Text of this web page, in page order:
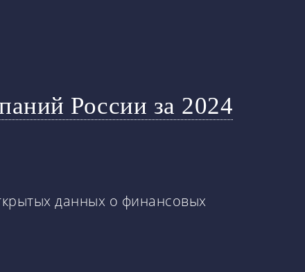
России за 2024
данных о финансовых